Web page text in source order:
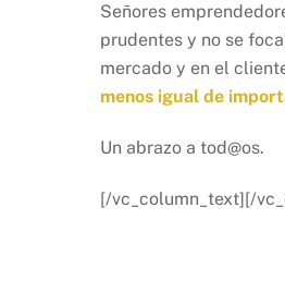
Señores
prudentes y no se
mercado y en el
menos igual de
Un abrazo a tod@os.
[/vc_column_text][/